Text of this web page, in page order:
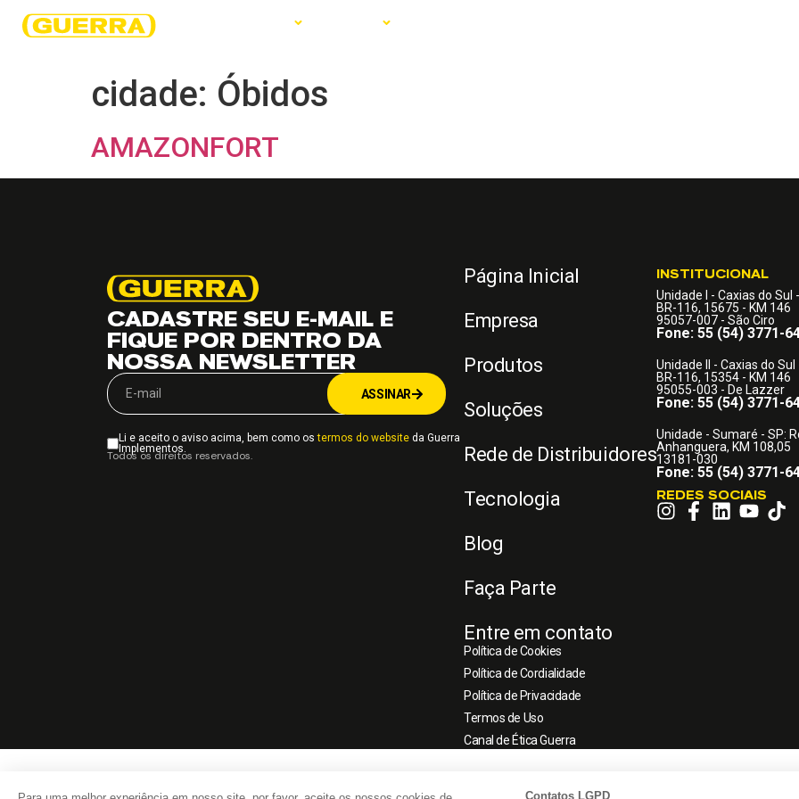
cidade: Óbidos
AMAZONFORT
CADASTRE SEU E-MAIL E
FIQUE POR DENTRO DA
NOSSA NEWSLETTER
Li e aceito o aviso acima, bem como ostermos do website da Guerra
Implementos.
ASSINAR
Todos os direitos reservados.
Página Inicial
Empresa
Produtos
Soluções
Rede de Distribuidores
Tecnologia
Blog
Faça Parte
Entre em contato
Política de Cookies
Política de Cordialidade
Política de Privacidade
Termos de Uso
Canal de Ética Guerra
INSTITUCIONAL
Unidade I - Caxias do Sul
BR-116, 15675 - KM 146
95057-007 - São Ciro
Fone: 55 (54) 3771-
Unidade II - Caxias do Sul
BR-116, 15354 - KM 146
95055-003 - De Lazzer
Fone: 55 (54) 3771-
Unidade - Sumaré - SP:
Anhanguera, KM 108,05
13181-030
Fone: 55 (54) 3771-
REDES SOCIAIS
Contatos LGPD